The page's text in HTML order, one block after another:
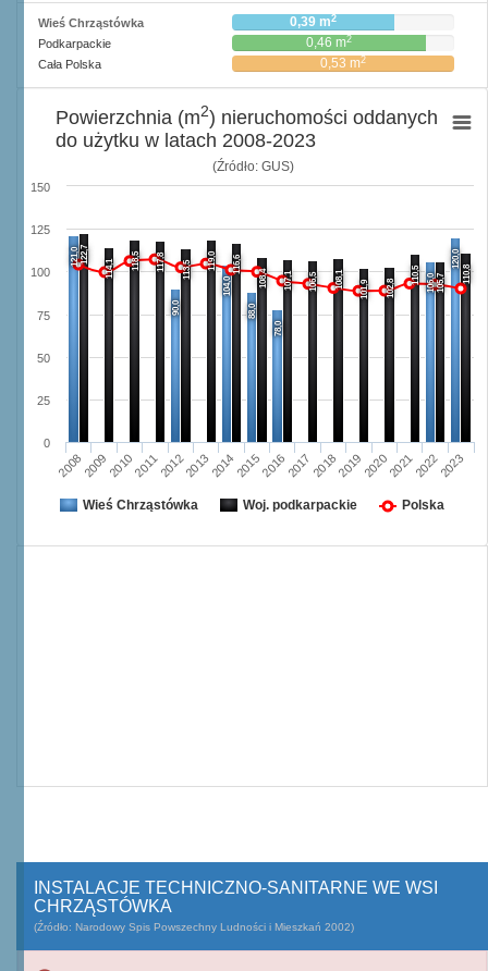
Wieś Chrząstówka 0,39 m2
Podkarpackie 0,46 m2
Cała Polska 0,53 m2
(Źródło: GUS)
121,0
90,0
104,0
88,0
78,0
106,0
120,0
122,7
114,1 118,5 117,8 113,5 119,0 116,6
108,4 107,1 106,5 108,1 101,9 102,8
110,5 105,7 110,8
2008200920102011201220132014201520162017201820192020202120222023
0
25
50
75
100
125
150
Powierzchnia (m2) nieruchomości oddanych
do użytku w latach 2008-2023
Wieś Chrząstówka Woj. podkarpackie Polska
INSTALACJE TECHNICZNO-SANITARNE WE WSI
CHRZĄSTÓWKA
(Źródło: Narodowy Spis Powszechny Ludności i Mieszkań 2002)